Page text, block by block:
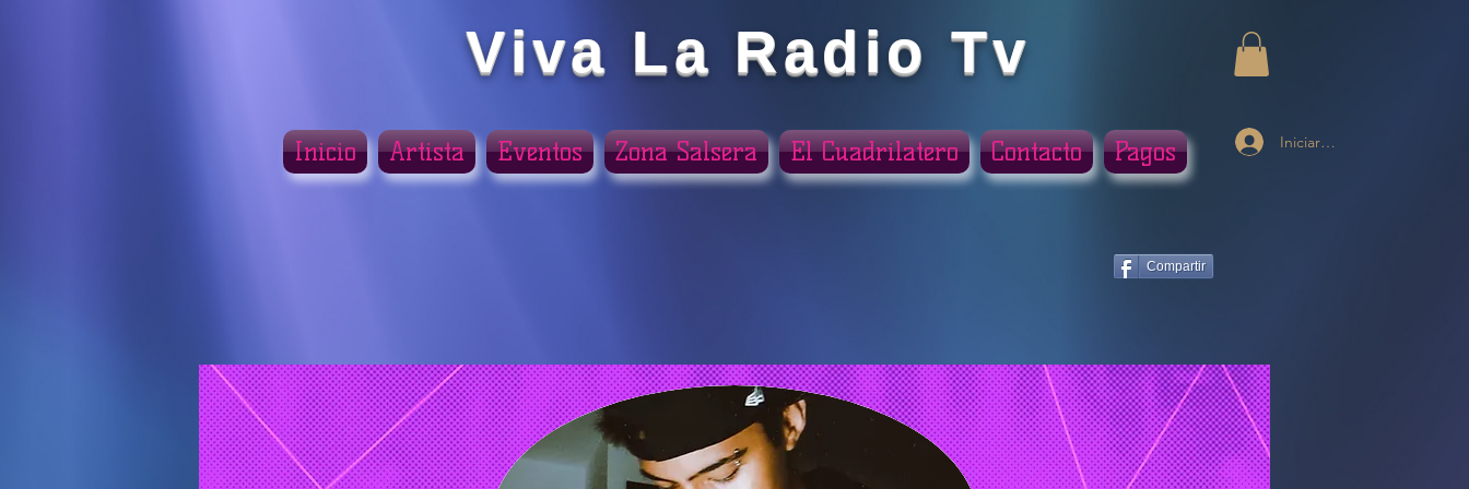
Viva La Radio Tv
Iniciar sesión
Compartir
Inicio Artista Eventos Zona Salsera El Cuadrilatero Contacto Pagos